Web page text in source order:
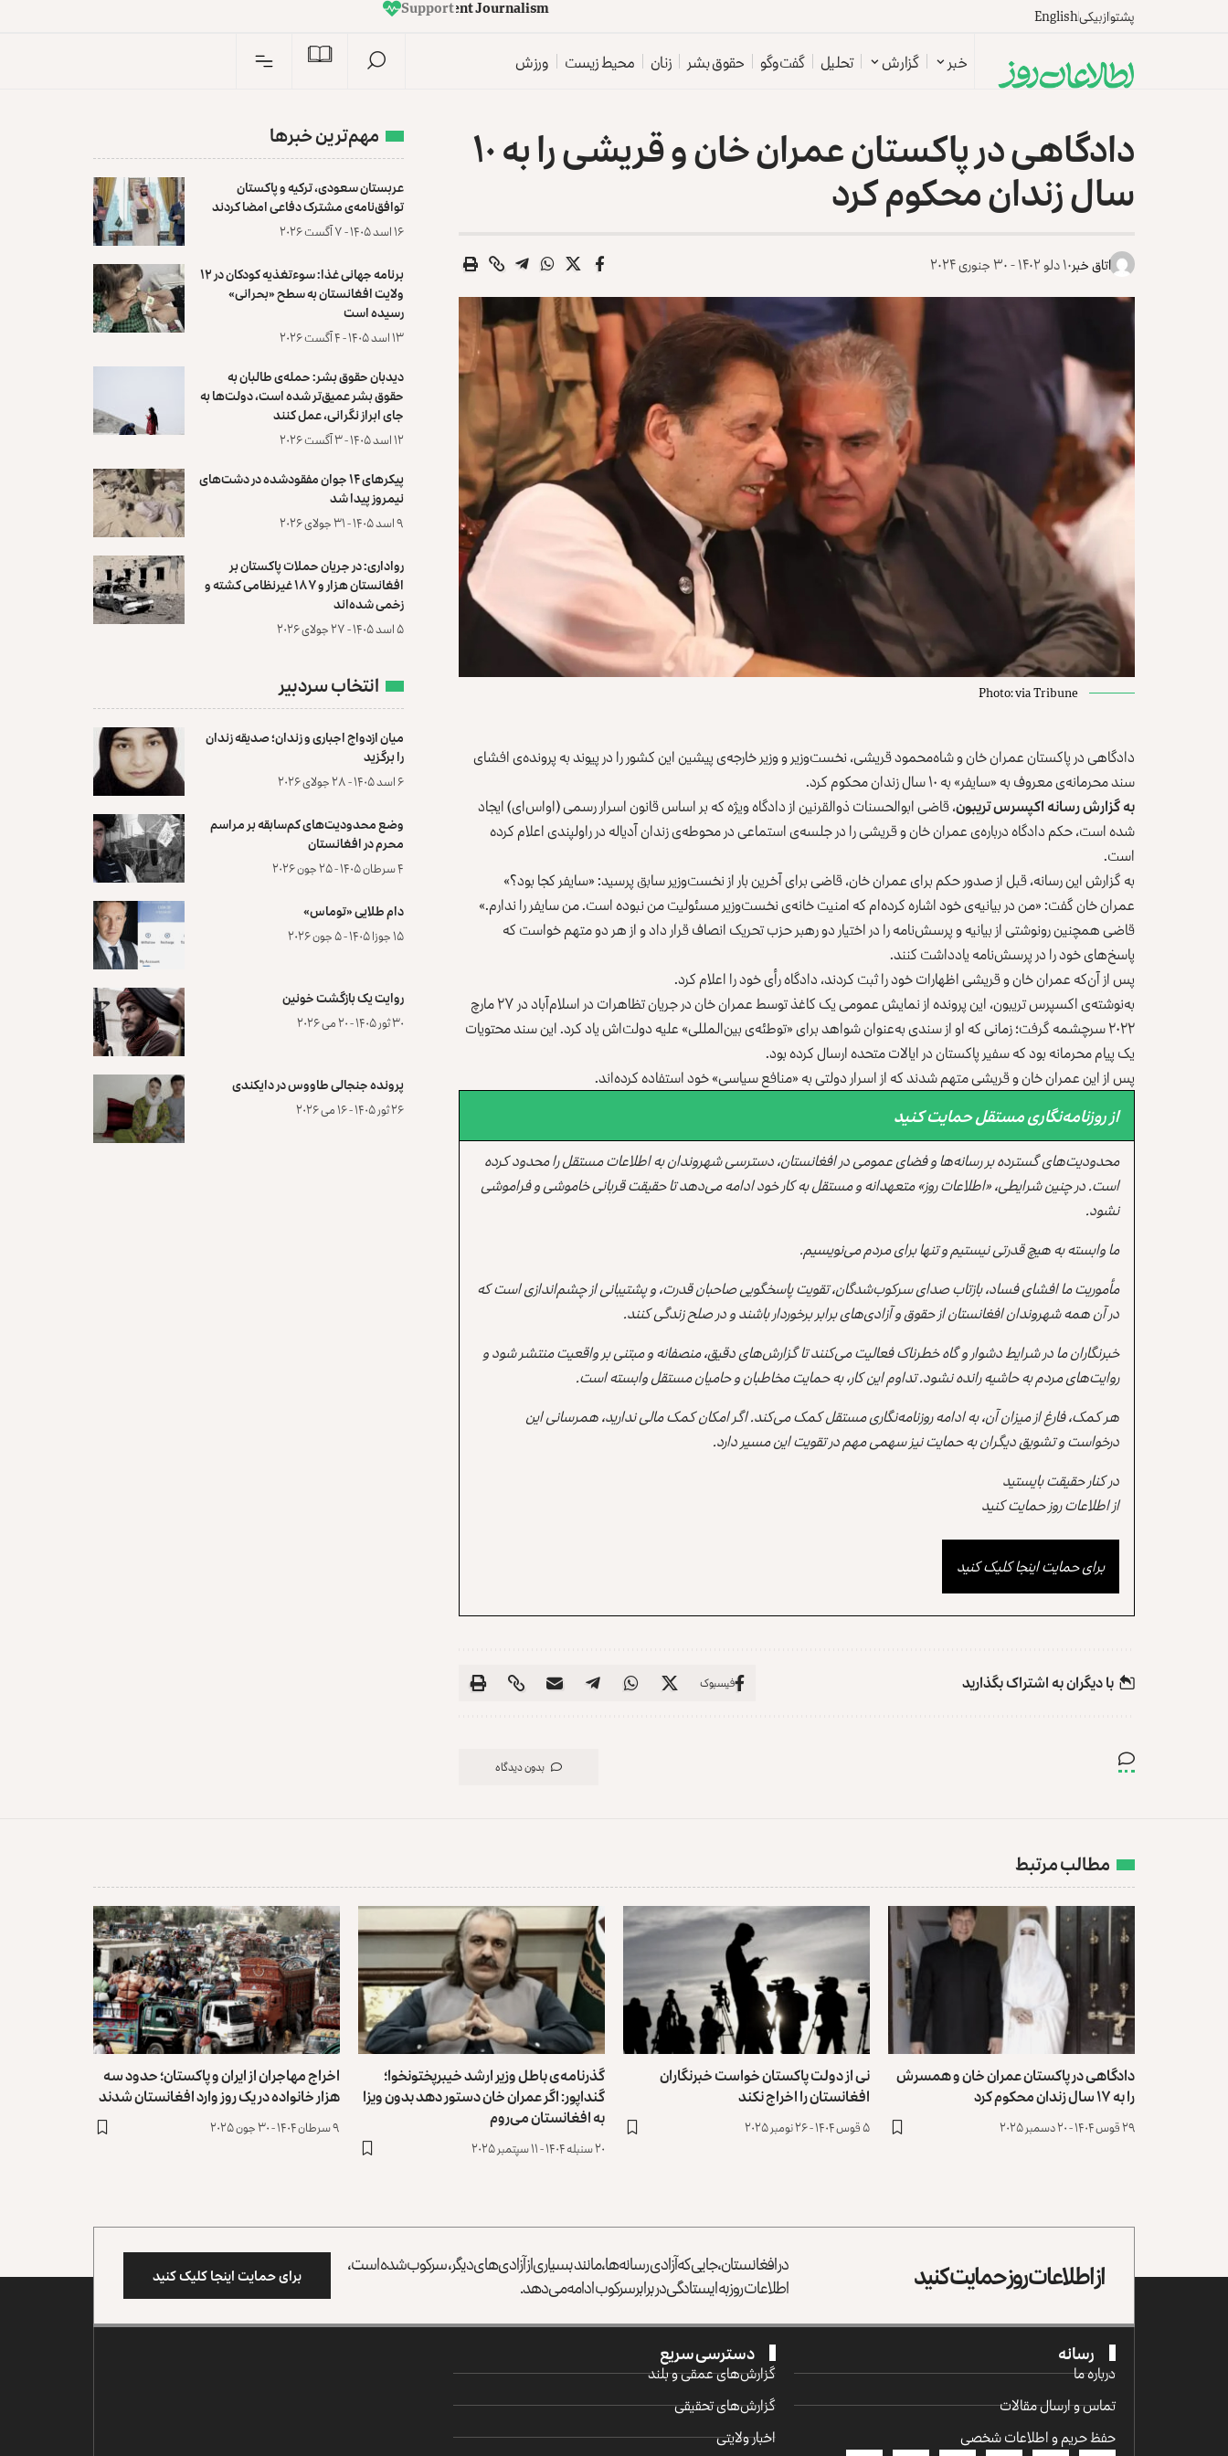
پشتوازبیکیEnglish
m
s
i
l
a
n
r
u
o
J
t
n
e
d
n
e
p
e
d
n
I Support
خبر گزارش تحلیل گفت‌وگو حقوق بشر زنان محیط زیست ورزش
دادگاهی در پاکستان عمران خان و قریشی را به ۱۰
سال زندان محکوم کرد
اتاق خبر۱۰ دلو ۱۴۰۲ - ۳۰ جنوری ۲۰۲۴
Photo: via Tribune
دادگاهی در پاکستان عمران خان و شاه‌‌محمود قریشی، نخست‌وزیر و وزیر خارجه‌ی پیشین این کشور را در پیوند به پرونده‌ی افشای
سند محرمانه‌ی معروف به «سایفر» به ۱۰ سال زندان محکوم کرد.
به گزارش رسانه اکپسرس تریبون، قاضی ابوالحسنات ذوالقرنین از دادگاه ویژه که بر اساس قانون اسرار رسمی (اواس‌ای) ایجاد
شده است، حکم دادگاه درباره‌ی عمران خان و قریشی را در جلسه‌ی استماعی در محوطه‌ی زندان آدیاله در راولپندی اعلام کرده
است.
به گزارش این رسانه، قبل از صدور حکم برای عمران خان، قاضی برای آخرین بار از نخست‌وزیر سابق پرسید: «سایفر کجا بود؟»
عمران خان گفت: «من در بیانیه‌ی خود اشاره کرده‌ام که امنیت خانه‌ی نخست‌وزیر مسئولیت من نبوده است. من سایفر را ندارم.»
قاضی همچنین رونوشتی از بیانیه و پرسش‌نامه را در اختیار دو رهبر حزب تحریک انصاف قرار داد و از هر دو متهم خواست که
پاسخ‌های خود را در پرسش‌نامه یادداشت کنند.
پس از آن‌که عمران خان و قریشی اظهارات خود را ثبت کردند، دادگاه رأی خود را اعلام کرد.
به‌نوشته‌ی اکسپرس تریبون، این پرونده از نمایش عمومی یک کاغذ توسط عمران خان در جریان تظاهرات در اسلام‌آباد در ۲۷ مارچ
۲۰۲۲ سرچشمه گرفت؛ زمانی که او از سندی به‌عنوان شواهد برای «توطئه‌ی بین‌المللی» علیه دولت‌اش یاد کرد. این سند محتویات
یک پیام محرمانه بود که سفیر پاکستان در ایالات متحده ارسال کرده بود.
پس از این عمران خان و قریشی متهم شدند که از اسرار دولتی به «منافع سیاسی» خود استفاده کرده‌اند.
از روزنامه‌نگاری مستقل حمایت کنید
محدودیت‌های گسترده بر رسانه‌ها و فضای عمومی در افغانستان، دسترسی شهروندان به اطلاعات مستقل را محدود کرده
است. در چنین شرایطی، «اطلاعات روز» متعهدانه و مستقل به کار خود ادامه می‌دهد تا حقیقت قربانی خاموشی و فراموشی
نشود.
ما وابسته به هیچ قدرتی نیستیم و تنها برای مردم می‌نویسیم.
مأموریت ما افشای فساد، بازتاب صدای سرکوب‌شدگان، تقویت پاسخگویی صاحبان قدرت، و پشتیبانی از چشم‌اندازی است که
در آن همه شهروندان افغانستان از حقوق و آزادی‌های برابر برخوردار باشند و در صلح زندگی کنند.
خبرنگاران ما در شرایط دشوار و گاه خطرناک فعالیت می‌کنند تا گزارش‌های دقیق، منصفانه و مبتنی بر واقعیت منتشر شود و
روایت‌های مردم به حاشیه رانده نشود. تداوم این کار، به حمایت مخاطبان و حامیان مستقل وابسته است.
هر کمک، فارغ از میزان آن، به ادامه روزنامه‌نگاری مستقل کمک می‌کند. اگر امکان کمک مالی ندارید، همرسانی این
درخواست و تشویق دیگران به حمایت نیز سهمی مهم در تقویت این مسیر دارد.
در کنار حقیقت بایستید
از اطلاعات روز حمایت کنید
برای حمایت اینجا کلیک کنید
با دیگران به‌‌ اشتراک بگذارید فیسبوک
بدون دیدگاه
مهم‌ترین خبرها
عربستان سعودی، ترکیه و پاکستان
توافق‌نامه‌ی مشترک دفاعی امضا کردند
۱۶ اسد ۱۴۰۵ - ۷ آگست ۲۰۲۶
برنامه جهانی غذا: سوءتغذیه کودکان در ۱۲
ولایت افغانستان به سطح «بحرانی»
رسیده است
۱۳ اسد ۱۴۰۵ - ۴ آگست ۲۰۲۶
دیدبان حقوق بشر: حمله‌ی طالبان به
حقوق بشر عمیق‌تر شده است، دولت‌ها به
جای ابراز نگرانی، عمل کنند
۱۲ اسد ۱۴۰۵ - ۳ آگست ۲۰۲۶
پیکرهای ۱۴ جوان مفقودشده در دشت‌های
نیمروز پیدا شد
۹ اسد ۱۴۰۵ - ۳۱ جولای ۲۰۲۶
رواداری: در جریان حملات پاکستان بر
افغانستان هزار و ۱۸۷ غیرنظامی کشته و
زخمی شده‌اند
۵ اسد ۱۴۰۵ - ۲۷ جولای ۲۰۲۶
انتخاب سردبیر
میان ازدواج اجباری و زندان؛ صدیقه زندان
را برگزید
۶ اسد ۱۴۰۵ - ۲۸ جولای ۲۰۲۶
وضع محدودیت‌های کم‌سابقه بر مراسم
محرم در افغانستان
۴ سرطان ۱۴۰۵ - ۲۵ جون ۲۰۲۶
دام طلایی «توماس»
۱۵ جوزا ۱۴۰۵ - ۵ جون ۲۰۲۶
روایت یک بازگشت خونین
۳۰ ثور ۱۴۰۵ - ۲۰ می ۲۰۲۶
پرونده‌ جنجالی طاووس در دایکندی
۲۶ ثور ۱۴۰۵ - ۱۶ می ۲۰۲۶
مطالب مرتبط
دادگاهی در پاکستان عمران خان و همسرش
را به ۱۷ سال زندان محکوم کرد
۲۹ قوس ۱۴۰۴ - ۲۰ دسمبر ۲۰۲۵
نی از دولت پاکستان خواست خبرنگاران
افغانستان را اخراج نکند
۵ قوس ۱۴۰۴ - ۲۶ نومبر ۲۰۲۵
گذرنامه‌ی باطل وزیر ارشد خیبرپختونخوا؛
گنداپور: اگر عمران خان دستور دهد ‏بدون ویزا
به افغانستان می‌روم
۲۰ سنبله ۱۴۰۴ - ۱۱ سپتمبر ۲۰۲۵
اخراج مهاجران از ایران و پاکستان؛ حدود سه
هزار خانواده در ‏یک روز وارد افغانستان شدند
۹ سرطان ۱۴۰۴ - ۳۰ جون ۲۰۲۵
از اطلاعات روز حمایت کنید در افغانستان، جایی که آزادی رسانه‌ها، مانند بسیاری از آزادی‌های دیگر، سرکوب شده است،
اطلاعات روز به ایستادگی در برابر سرکوب ادامه می‌دهد. برای حمایت اینجا کلیک کنید
رسانه
درباره ما
تماس و ارسال مقالات
حفظ حریم و اطلاعات شخصی
دسترسی سریع
گزارش‌‌های عمقی و بلند
گزارش‌های تحقیقی
اخبار ولایتی